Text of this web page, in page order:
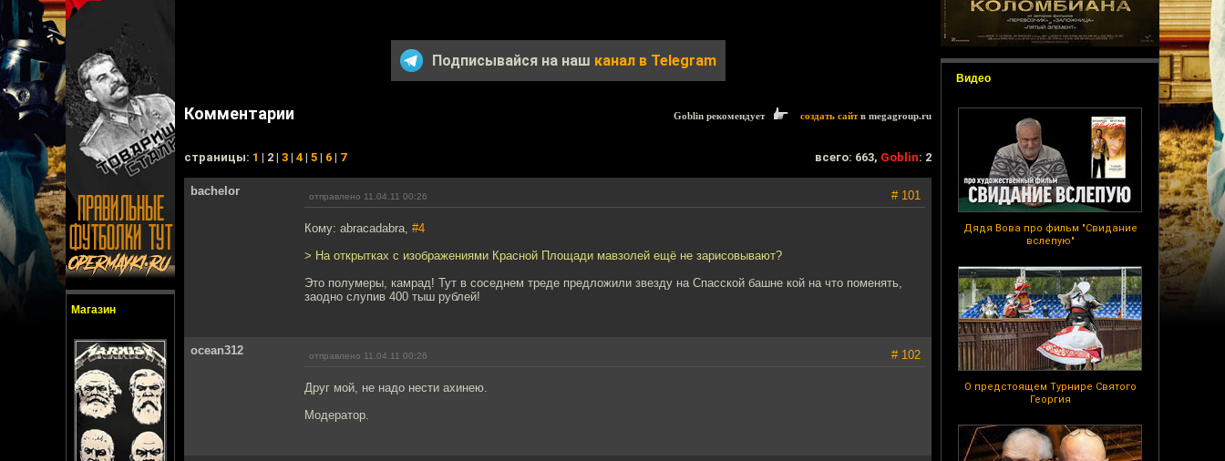
Магазин
Видео
Дядя Вова про фильм "Свидание
вслепую"
О предстоящем Турнире Святого
Георгия
Подписывайся на наш канал в Telegram
Комментарии Goblin рекомендует создать сайтв megagroup.ru
cтраницы: 1 | 2 | 3 | 4 | 5 | 6 | 7 всего: 663, Goblin: 2
bachelor отправлено 11.04.11 00:26 # 101
Кому: abracadabra, #4
> На открытках с изображениями Красной Площади мавзолей ещё не зарисовывают?
Это полумеры, камрад! Тут в соседнем треде предложили звезду на Спасской башне кой на что поменять,
заодно слупив 400 тыш рублей!
ocean312 отправлено 11.04.11 00:26 # 102
Друг мой, не надо нести ахинею.
Модератор.